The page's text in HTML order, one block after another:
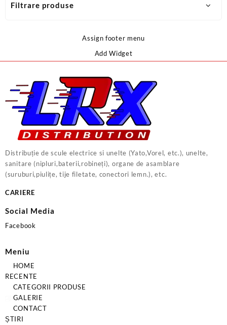
Filtrare produse
Assign footer menu
Add Widget
Distribuție de scule electrice si unelte (Yato,Vorel, etc.), unelte,
sanitare (nipluri,baterii,robineți), organe de asamblare
(suruburi,piulițe, tije filetate, conectori lemn.), etc.
CARIERE
Social Media
Facebook
Meniu
HOME
RECENTE
CATEGORII PRODUSE
GALERIE
CONTACT
ȘTIRI